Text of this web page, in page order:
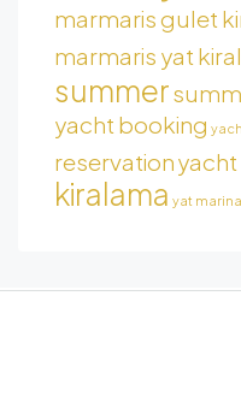
marmaris gulet
marmaris yat
summer
yacht booking
reservation
kiralama yat marina